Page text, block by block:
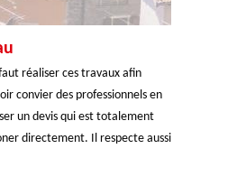
réaliser ces travaux afin
convier des professionnels en
un devis qui est totalement
directement. Il respecte aussi